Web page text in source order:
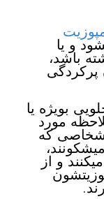
و یا
باشد،
پرکردگی
بویژه یا
مورد
اشخاصی که
و از